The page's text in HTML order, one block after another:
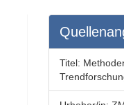
Titel: